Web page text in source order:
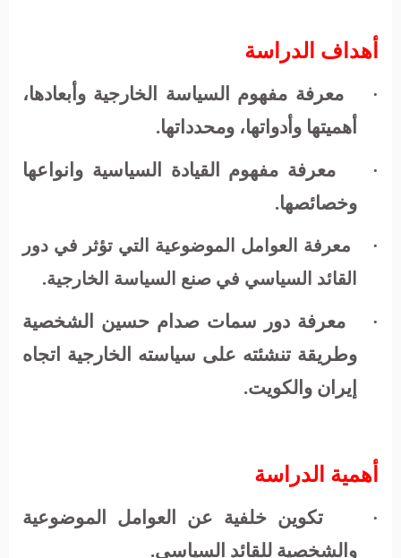
أهداف الدراسة
·
معرفة مفهوم السياسة الخارجية وأبعادها،
أهميتها وأدواتها، ومحدداتها.
·
معرفة مفهوم القيادة السياسية وانواعها
وخصائصها.
·
معرفة العوامل الموضوعية التي تؤثر في دور
القائد السياسي في صنع السياسة الخارجية.
·
معرفة دور سمات صدام حسين الشخصية
وطريقة تنشئته على سياسته الخارجية اتجاه
إيران والكويت.
أهمية الدراسة
·
تكوين خلفية عن العوامل الموضوعية
والشخصية للقائد السياسي.